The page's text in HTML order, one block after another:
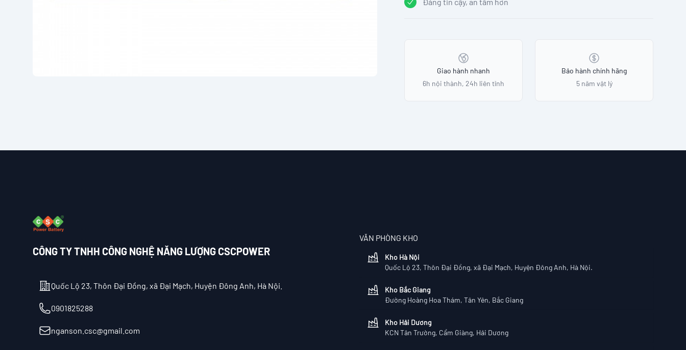
Giao hành nhanh
6h nội thành, 24h liên tỉnh
Bảo hành chính hãng
5 năm vật lý
CÔNG TY TNHH CÔNG NGHỆ NĂNG LƯỢNG CSCPOWER
Quốc Lộ 23, Thôn Đại Đồng, xã Đại Mạch, Huyện Đông Anh, Hà Nội.
Điện thoại
0901825288
Emailnganson.csc@gmail.com
VĂN PHÒNG KHO
Kho Hà Nội
Quốc Lộ 23, Thôn Đại Đồng, xã Đại Mạch, Huyện Đông Anh, Hà Nội.
Kho Bắc Giang
Đường Hoàng Hoa Thám, Tân Yên, Bắc Giang
Kho Hải Dương
KCN Tân Trường, Cẩm Giàng, Hải Dương